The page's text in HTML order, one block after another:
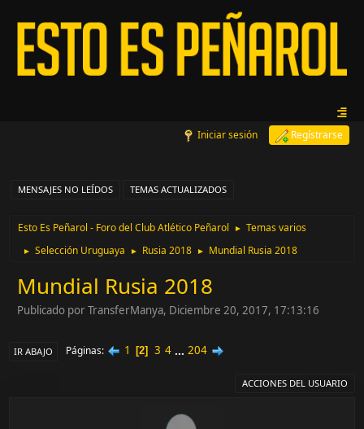
Iniciar sesión Regístrarse
MENSAJES NO LEÍDOS TEMAS ACTUALIZADOS
Esto Es Peñarol - Foro del Club Atlético Peñarol ► Temas varios
► Selección Uruguaya ► Rusia 2018 ► Mundial Rusia 2018
Mundial Rusia 2018
Publicado por TransferManya, Diciembre 20, 2017, 17:13:16
IR ABAJO Páginas 1 2 3 4 ... 204
ACCIONES DEL USUARIO